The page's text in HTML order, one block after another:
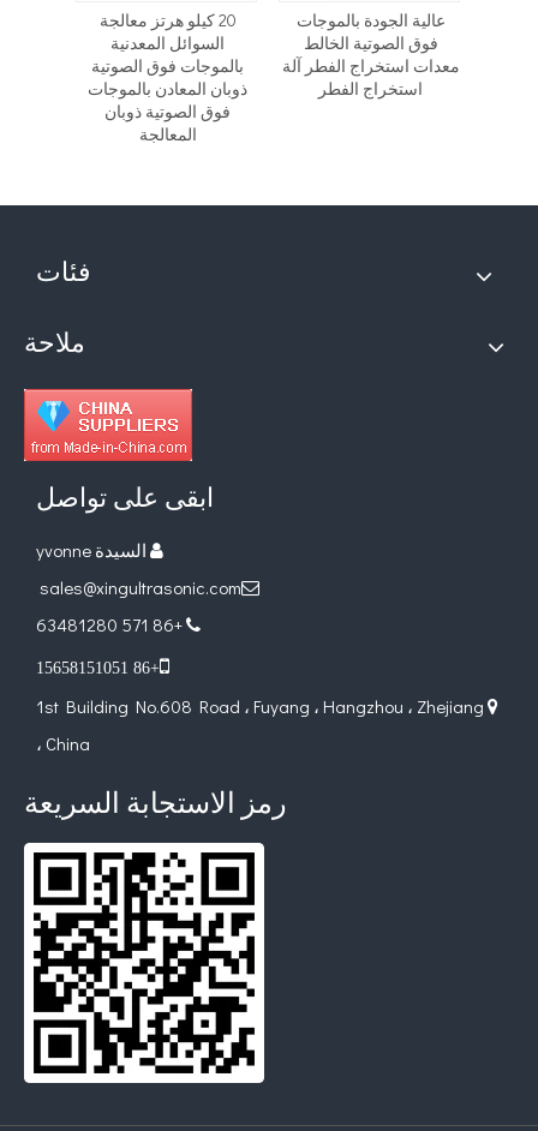
20 كيلو هرتز معالجة
السوائل المعدنية
بالموجات فوق الصوتية
ذوبان المعادن بالموجات
فوق الصوتية ذوبان
المعالجة
عالية الجودة بالموجات
فوق الصوتية الخالط
معدات استخراج الفطر آلة
استخراج الفطر
فئات
ملاحة
ابقى على تواصل
 السيدة yvonne

sales@xingultrasonic.com

+86 571 63481280

+86 15658151051
 1st Building No.608 Road ، Fuyang ، Hangzhou ، Zhejiang
، China
رمز الاستجابة السريعة